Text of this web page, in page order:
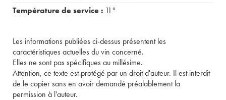
Température de service : 11°
Les informations publiées ci-dessus présentent les
caractéristiques actuelles du vin concerné.
Elles ne sont pas spécifiques au millésime.
Attention, ce texte est protégé par un droit d'auteur. Il est interdit
de le copier sans en avoir demandé préalablement la
permission à l'auteur.